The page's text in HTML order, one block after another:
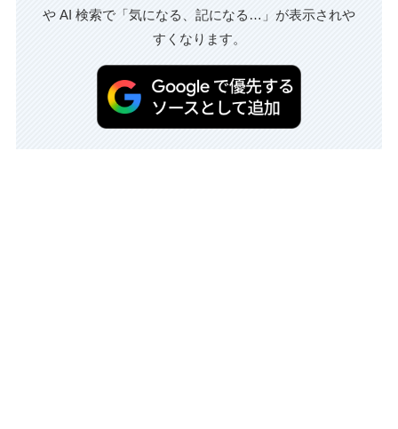
や AI 検索で「気になる、記になる…」が表示されや
すくなります。